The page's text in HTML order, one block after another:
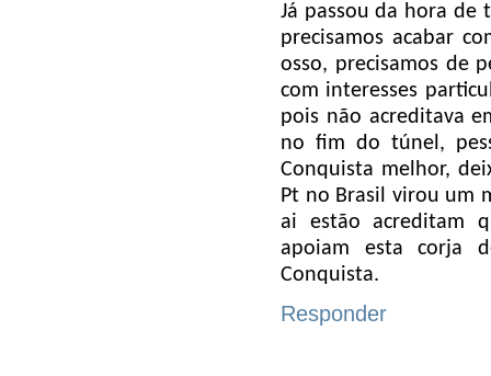
Já passou da hora de
precisamos acabar
osso, precisamos de
com interesses
pois não acreditava
no fim do túnel,
Conquista melhor,
Pt no Brasil virou um
ai estão acreditam
apoiam esta corja
Conquista.
Responder